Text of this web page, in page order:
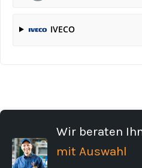
IVECO
Wir beraten
mit Auswahl